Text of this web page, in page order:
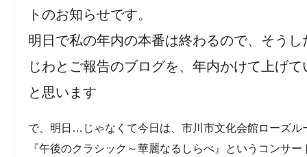
トのお知らせです。
明日で私の年内の本番は終わるので、そうし
じわとご報告のブログを、年内かけて上げて
と思います
で、明日…じゃなくて今日は、市川市文化会館ローズル
『午後のクラシック～華麗なるしらべ』というコンサー